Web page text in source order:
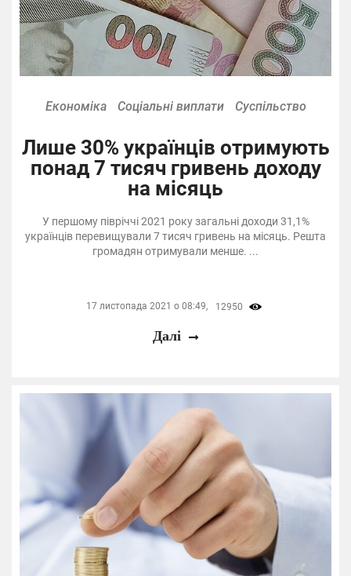
Економіка Соціальні виплати Суспільство
Лише 30% українців отримують
понад 7 тисяч гривень доходу
на місяць
У першому півріччі 2021 року загальні доходи 31,1%
українців перевищували 7 тисяч гривень на місяць. Решта
громадян отримували менше. ...
17 листопада 2021 о 08:49, 12950
Далі